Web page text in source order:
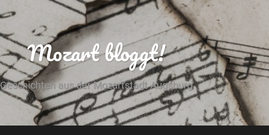
Mozart bloggt!
Geschichten aus der Mozartstadt Augsburg